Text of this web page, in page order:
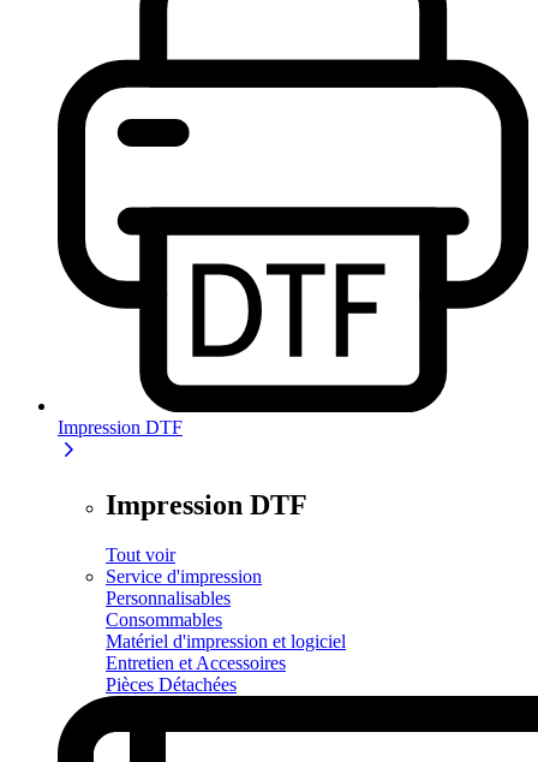
Impression DTF
Impression DTF
Tout voir
Service d'impression
Personnalisables
Consommables
Matériel d'impression et logiciel
Entretien et Accessoires
Pièces Détachées